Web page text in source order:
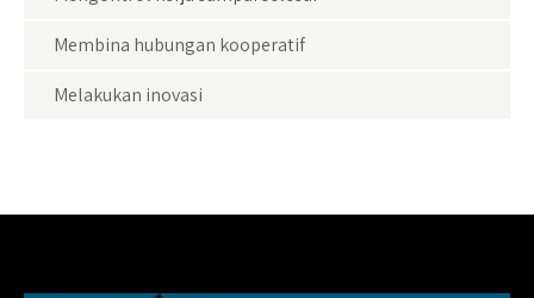
Membina hubungan kooperatif
Melakukan inovasi